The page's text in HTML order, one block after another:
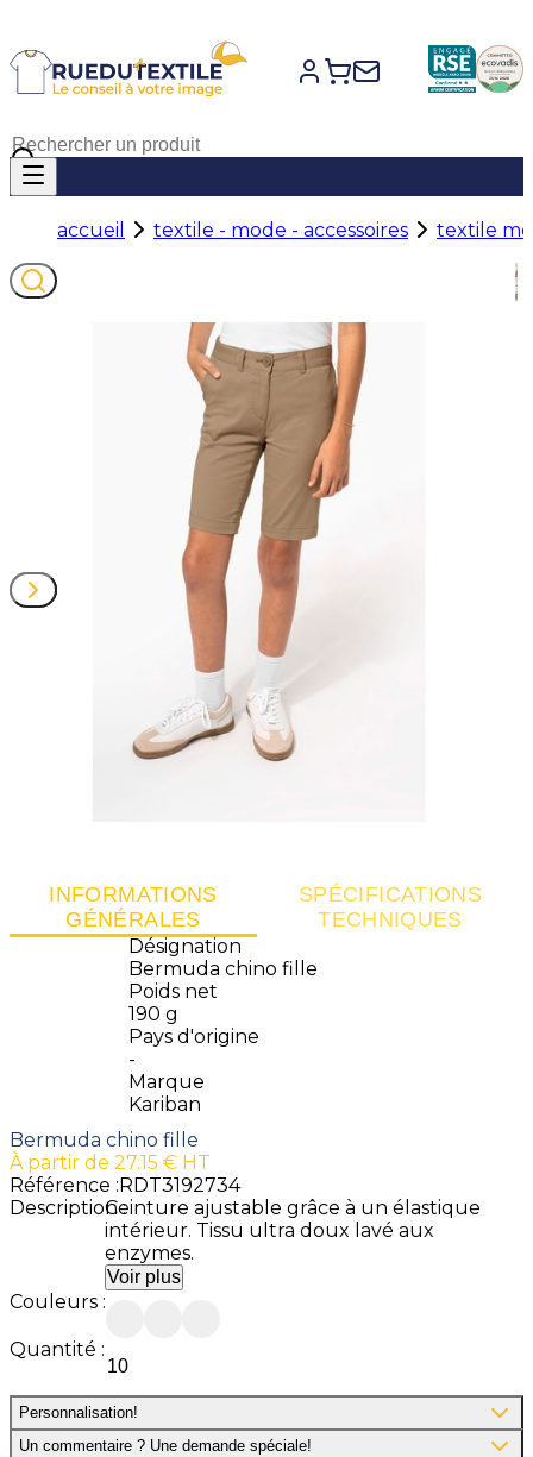
accueil textile - mode - accessoires textile
INFORMATIONS
GÉNÉRALES
SPÉCIFICATIONS
TECHNIQUES
Désignation
Bermuda chino fille
Poids net
190 g
Pays d'origine
-
Marque
Kariban
Bermuda chino fille
À partir de 27.15 € HT
Référence :RDT3192734
Description :Ceinture ajustable grâce à un élastique
intérieur. Tissu ultra doux lavé aux
enzymes.
Voir plus
Couleurs :
Quantité :
Personnalisation!
Un commentaire ? Une demande spéciale!